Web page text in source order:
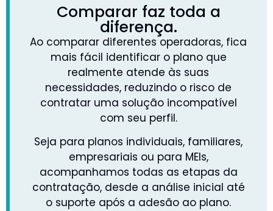
Comparar faz toda a
diferença.
Ao comparar diferentes operadoras, fica
mais fácil identificar o plano que
realmente atende às suas
necessidades, reduzindo o risco de
contratar uma solução incompatível
com seu perfil.
Seja para planos individuais, familiares,
empresariais ou para MEIs,
acompanhamos todas as etapas da
contratação, desde a análise inicial até
o suporte após a adesão ao plano.